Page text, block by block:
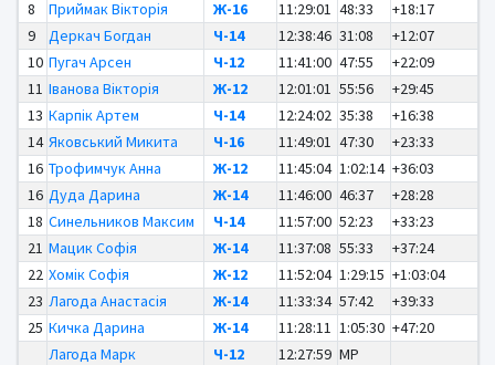
8 Приймак Вікторія Ж-16 11:29:01 48:33
+18:17
9
Деркач Богдан Ч-14 12:38:46 31:08
+12:07
10 Пугач Арсен Ч-12 11:41:00 47:55
+22:09
11 Іванова Вікторія Ж-12 12:01:01 55:56
+29:45
13 Карпік Артем Ч-14 12:24:02 35:38
+16:38
14 Яковський Микита Ч-16 11:49:01 47:30
+23:33
16 Трофимчук Анна Ж-12 11:45:04 1:02:14 +36:03
16 Дуда Дарина Ж-14 11:46:00 46:37
+28:28
18 Синельников Максим Ч-14 11:57:00 52:23
+33:23
21 Мацик Софія Ж-14 11:37:08 55:33
+37:24
22 Хомік Софія Ж-12 11:52:04 1:29:15 +1:03:04
23 Лагода Анастасія Ж-14 11:33:34 57:42
+39:33
25 Кичка Дарина Ж-14 11:28:11 1:05:30 +47:20
Лагода Марк
Ч-12 12:27:59 MP